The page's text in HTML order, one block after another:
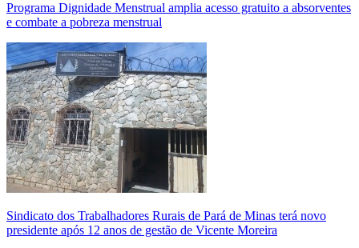
Programa Dignidade Menstrual amplia acesso gratuito a absorventes
e combate a pobreza menstrual
Sindicato dos Trabalhadores Rurais de Pará de Minas terá novo
presidente após 12 anos de gestão de Vicente Moreira